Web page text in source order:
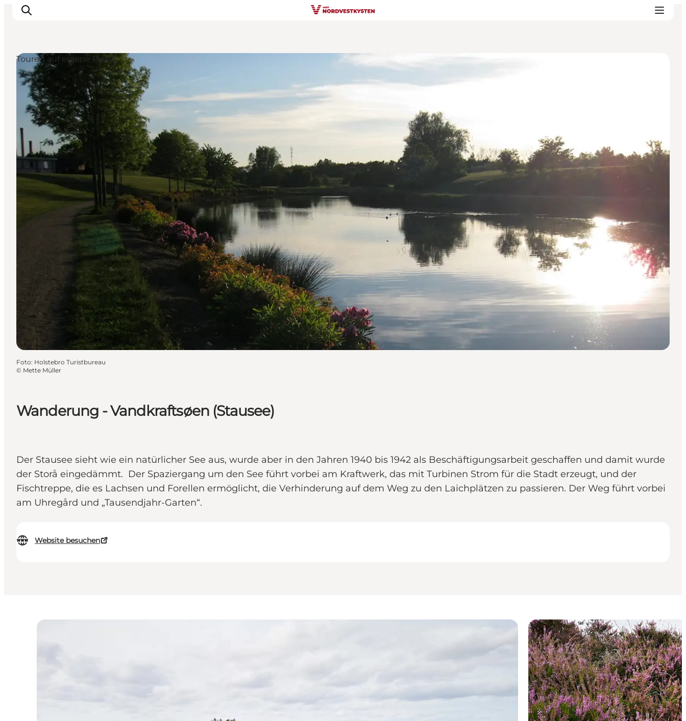
Urlaubsorte
Inspiration
Events
Unterkunft
Mach deine Urlaubsplanung
Wanderung - Vandkraftsøen (Stausee)
Der Stausee sieht wie ein natürlicher See aus, wurde aber in den Jahren 1940 bis 1942 als Beschäftigungsarbeit geschaffen und damit wurde
der Storå eingedämmt. Der Spaziergang um den See führt vorbei am Kraftwerk, das mit Turbinen Strom für die Stadt erzeugt, und der
Fischtreppe, die es Lachsen und Forellen ermöglicht, die Verhinderung auf dem Weg zu den Laichplätzen zu passieren. Der Weg führt vorbei
am Uhregård und „Tausendjahr-Garten“.
Website besuchen
Touren auf eigene Faust
Foto: Holstebro Turistbureau
© Mette Müller